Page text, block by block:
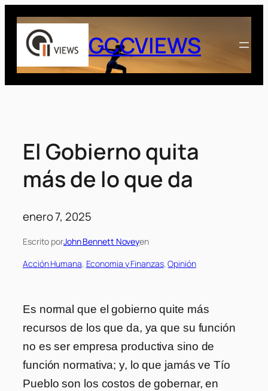
Saltar
contenido
GCCVIEWS
El Gobierno quita
más de lo que da
enero 7, 2025
Escrito porJohn Bennett Noveyen
Acción Humana, Economia y Finanzas, Opinión
Es normal que el gobierno quite más
recursos de los que da, ya que su función
no es ser empresa productiva sino de
función normativa; y, lo que jamás ve Tío
Pueblo son los costos de gobernar, en